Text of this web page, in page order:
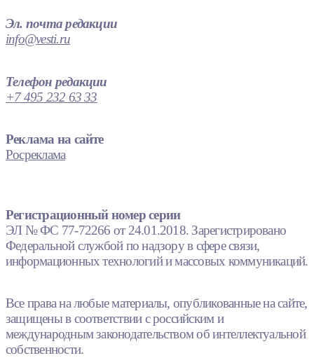
Эл. почта редакции
info@vesti.ru
Телефон редакции
+7 495 232 63 33
Реклама на сайте
Росреклама
Регистрационный номер серии
ЭЛ № ФС 77-72266 от 24.01.2018. Зарегистрировано
Федеральной службой по надзору в сфере связи,
информационных технологий и массовых коммуникаций.
Все права на любые материалы, опубликованные на сайте,
защищены в соответствии с российским и
международным законодательством об интеллектуальной
собственности.